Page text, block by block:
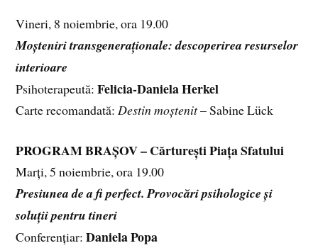
Vineri, 8 noiembrie, ora 19.00
Moșteniri transgeneraționale: descoperirea resurselor
interioare
Psihoterapeută:Felicia-Daniela Herkel
Carte recomandată:Destin moștenit– Sabine Lück
PROGRAM BRAȘOV – Cărturești Piața Sfatului
Marți, 5 noiembrie, ora 19.00
Presiunea de a fi perfect. Provocări psihologice și
soluții pentru tineri
Conferențiar:Daniela Popa